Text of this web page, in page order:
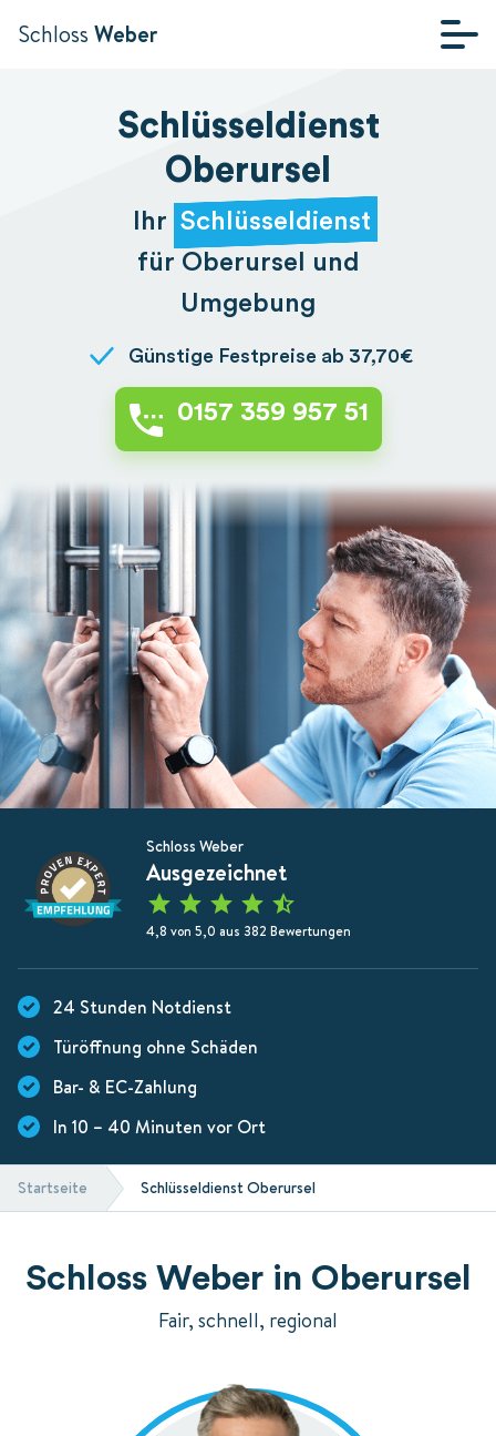
Schloss Weber
WEBER
Schlüsseldienst
Oberursel
Ihr Schlüsseldienst
für Oberursel und
Umgebung
Günstige Festpreise ab 37,70€
0157 359 957 51
Schloss Weber
Ausgezeichnet
4,8 von 5,0 aus 382 Bewertungen
24 Stunden Notdienst
Türöffnung ohne Schäden
Bar- & EC-Zahlung
In 10 – 40 Minuten vor Ort
Startseite Schlüsseldienst Oberursel
Schloss Weber in Oberursel
Fair, schnell, regional